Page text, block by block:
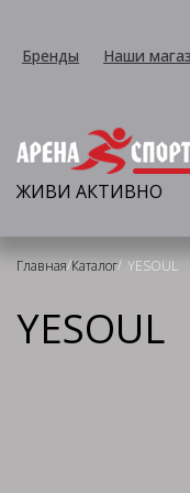
Бренды Наши
ЖИВИ АКТИВНО
Главная/Каталог/ YESOUL
YESOUL